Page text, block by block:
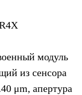
модуль
из сенсора
μm, апертура